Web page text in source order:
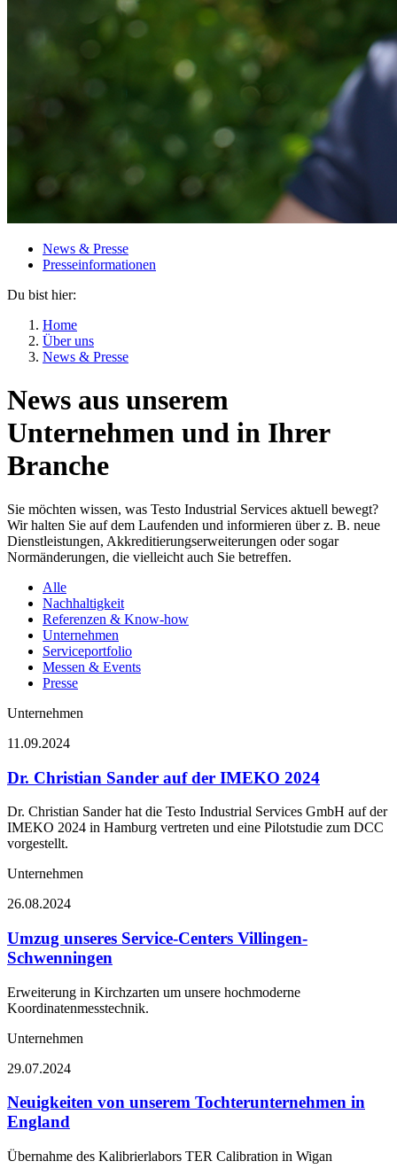
News & Presse
Presseinformationen
Du bist hier:
Home
Über uns
News & Presse
News aus unserem
Unternehmen und in Ihrer
Branche
Sie möchten wissen, was Testo Industrial Services aktuell bewegt?
Wir halten Sie auf dem Laufenden und informieren über z. B. neue
Dienstleistungen, Akkreditierungserweiterungen oder sogar
Normänderungen, die vielleicht auch Sie betreffen.
Alle
Nachhaltigkeit
Referenzen & Know-how
Unternehmen
Serviceportfolio
Messen & Events
Presse
Unternehmen
11.09.2024
Dr. Christian Sander auf der IMEKO 2024
Dr. Christian Sander hat die Testo Industrial Services GmbH auf der
IMEKO 2024 in Hamburg vertreten und eine Pilotstudie zum DCC
vorgestellt.
Unternehmen
26.08.2024
Umzug unseres Service-Centers Villingen-
Schwenningen
Erweiterung in Kirchzarten um unsere hochmoderne
Koordinatenmesstechnik.
Unternehmen
29.07.2024
Neuigkeiten von unserem Tochterunternehmen in
England
Übernahme des Kalibrierlabors TER Calibration in Wigan